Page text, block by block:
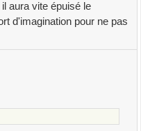
aura vite épuisé le
d'imagination pour ne pas